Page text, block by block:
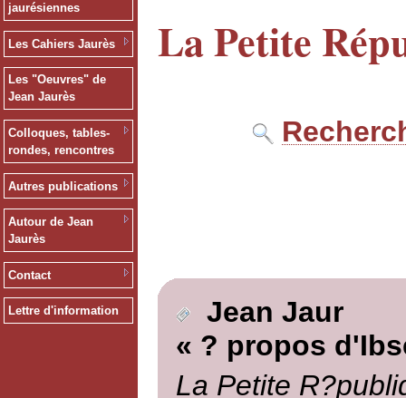
jaurésiennes
Les Cahiers Jaurès
Les "Oeuvres" de
Jean Jaurès
Colloques, tables-
rondes, rencontres
Autres publications
Autour de Jean
Jaurès
Contact
Lettre d'information
La Petite
Jean Jaur
« ? propos
La Petite